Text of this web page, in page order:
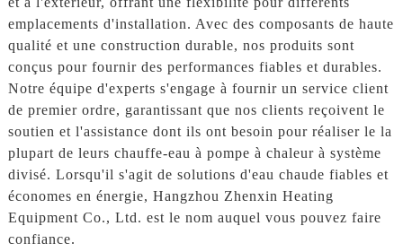
emplacements d'installation. Avec des composants de haute
qualité et une construction durable, nos produits sont
conçus pour fournir des performances fiables et durables.
Notre équipe d'experts s'engage à fournir un service client
de premier ordre, garantissant que nos clients reçoivent le
soutien et l'assistance dont ils ont besoin pour réaliser le la
plupart de leurs chauffe-eau à pompe à chaleur à système
divisé. Lorsqu'il s'agit de solutions d'eau chaude fiables et
économes en énergie, Hangzhou Zhenxin Heating
Equipment Co., Ltd. est le nom auquel vous pouvez faire
confiance.